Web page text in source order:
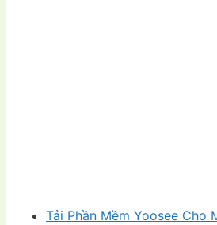
Tải Phần Mềm Yoosee Cho